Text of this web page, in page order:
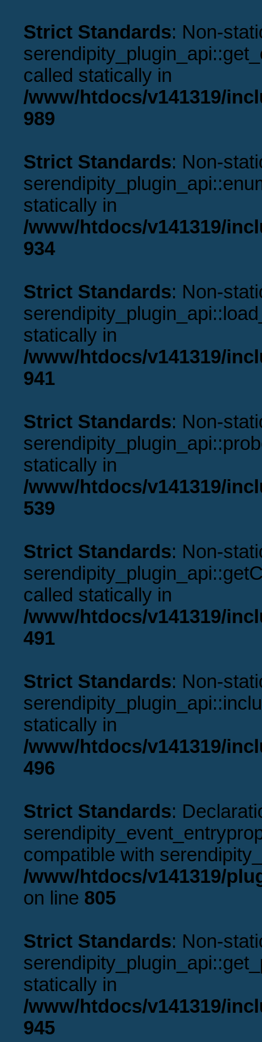
Strict Standards: Non-
called statically in
/www/htdocs/v141319/
989
Strict Standards: Non-
statically in
/www/htdocs/v141319/
934
Strict Standards: Non-
statically in
/www/htdocs/v141319/
941
Strict Standards: Non-
statically in
/www/htdocs/v141319/
539
Strict Standards: Non-
called statically in
/www/htdocs/v141319/
491
Strict Standards: Non-
statically in
/www/htdocs/v141319/
496
Strict Standards:
compatible with
/www/htdocs/v141319/
on line 805
Strict Standards: Non-
statically in
/www/htdocs/v141319/
945